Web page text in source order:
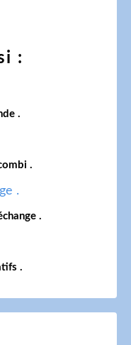
:
.
.
.
.